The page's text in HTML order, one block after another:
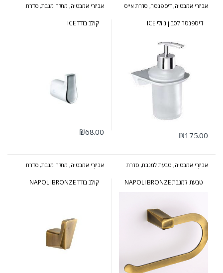
אביזרי אמבטיה, דיספנסר, סדרת אייס
דיספנסר לסבון נוזלי ICE
₪175.00
אביזרי אמבטיה, מתלה מגבת, סדרת
קולב בודד ICE
₪68.00
אביזרי אמבטיה, טבעת למגבת, סדרת
נפולי ברונזה
טבעת למגבת NAPOLI BRONZE
אביזרי אמבטיה, מתלה מגבת, סדרת
נפולי ברונזה
קולב בודד NAPOLI BRONZE